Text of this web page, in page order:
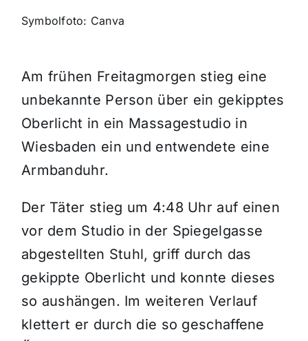
Themen und Termine
Gewinnspiele
Symbolfoto: Canva
Am frühen Freitagmorgen stieg eine
unbekannte Person über ein gekipptes
Oberlicht in ein Massagestudio in
Wiesbaden ein und entwendete eine
Armbanduhr.
Der Täter stieg um 4:48 Uhr auf einen
vor dem Studio in der Spiegelgasse
abgestellten Stuhl, griff durch das
gekippte Oberlicht und konnte dieses
so aushängen. Im weiteren Verlauf
klettert er durch die so geschaffene